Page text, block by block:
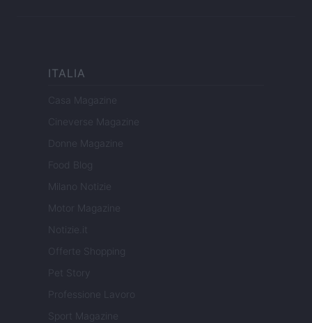
ITALIA
Casa Magazine
Cineverse Magazine
Donne Magazine
Food Blog
Milano Notizie
Motor Magazine
Notizie.it
Offerte Shopping
Professione Lavoro
Sport Magazine